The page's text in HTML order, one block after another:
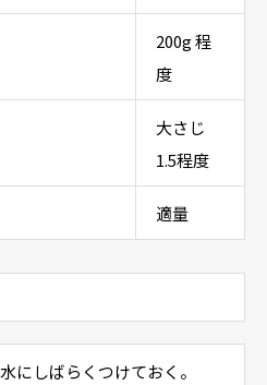
200g 程
度
大さじ
1.5程度
適量
にしばらくつけておく。